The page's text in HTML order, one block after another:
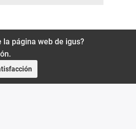
la página web de igus?